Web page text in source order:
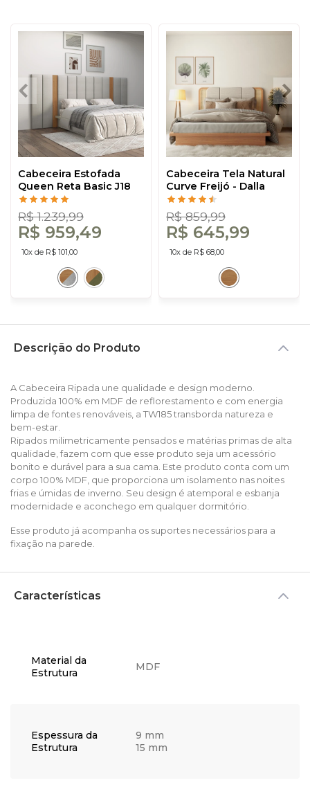
Cabeceira Estofada
Queen Reta Basic J18
Freijó/Cinza Claro -
Dalla Costa
R$ 1.239,99
R$ 959,49
10x de R$ 101,00
Cabeceira Tela Natural
Curve Freijó - Dalla
Costa
R$ 859,99
R$ 645,99
10x de R$ 68,00
Descrição do Produto
A Cabeceira Ripada une qualidade e design moderno.
Produzida 100% em MDF de reflorestamento e com energia
limpa de fontes renováveis, a TW185 transborda natureza e
bem-estar.
Ripados milimetricamente pensados e matérias primas de alta
qualidade, fazem com que esse produto seja um acessório
bonito e durável para a sua cama. Este produto conta com um
corpo 100% MDF, que proporciona um isolamento nas noites
frias e úmidas de inverno. Seu design é atemporal e esbanja
modernidade e aconchego em qualquer dormitório.
Esse produto já acompanha os suportes necessários para a
fixação na parede.
Características
Material da
Estrutura
MDF
Espessura da
Estrutura
9 mm
15 mm